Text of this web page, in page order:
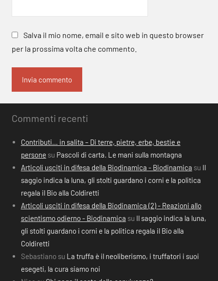
Salva il mio nome, email e sito web in questo browser
per la prossima volta che commento.
Commenti recenti
Contributi… in salita – Di terre, pietre, erbe, bestie e
persone su Pascoli di carta. Le mani sulla montagna
Articoli usciti in difesa della Biodinamica - Biodinamica su Il
saggio indica la luna, gli stolti guardano i corni e la politica
regala il Bio alla Coldiretti
Articoli usciti in difesa della Biodinamica (2) - Reazioni allo
scientismo odierno - Biodinamica su Il saggio indica la luna,
gli stolti guardano i corni e la politica regala il Bio alla
Coldiretti
Sebastiano su La truffa è il neoliberismo, i truffatori i suoi
esegeti, la cura siamo noi